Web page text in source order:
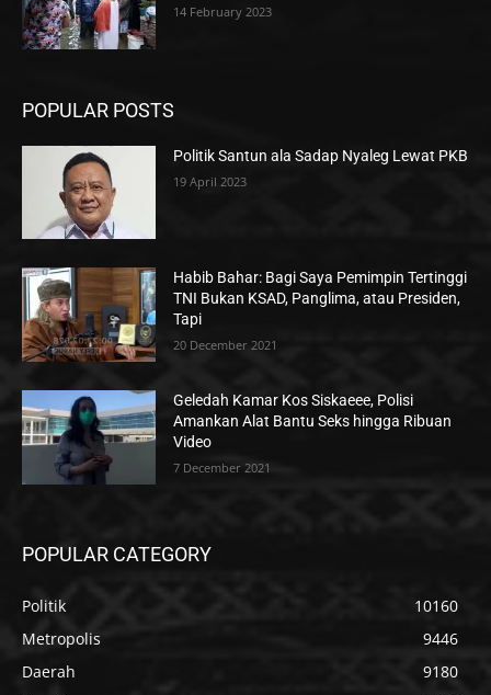
14 February 2023
POPULAR POSTS
Politik Santun ala Sadap Nyaleg Lewat PKB
19 April 2023
Habib Bahar: Bagi Saya Pemimpin Tertinggi
TNI Bukan KSAD, Panglima, atau Presiden,
Tapi
20 December 2021
Geledah Kamar Kos Siskaeee, Polisi
Amankan Alat Bantu Seks hingga Ribuan
Video
7 December 2021
POPULAR CATEGORY
Politik
10160
Metropolis
9446
Daerah
9180